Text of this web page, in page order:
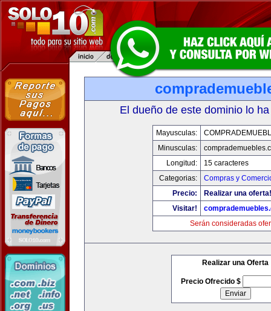
El dueño de este dominio lo
Mayusculas:
Minusculas:
Longitud:
15 caracteres
Categorias:
Compras y
Precio:
Realizar una oferta!
Visitar!
Serán consideradas
Realizar una Oferta
Precio Ofrecido $